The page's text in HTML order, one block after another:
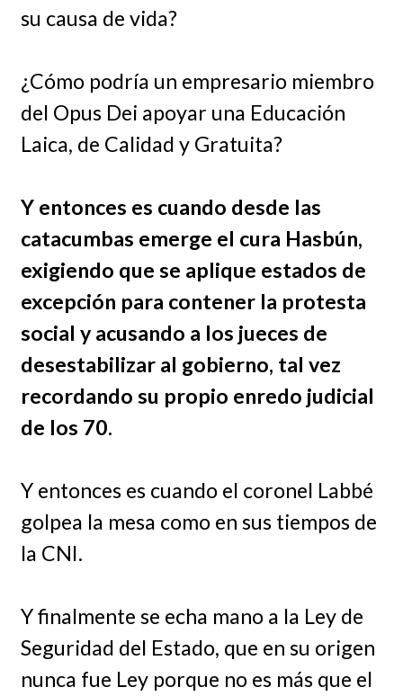
su causa de vida?
¿Cómo podría un empresario miembro
del Opus Dei apoyar una Educación
Laica, de Calidad y Gratuita?
Y entonces es cuando desde las
catacumbas emerge el cura Hasbún,
exigiendo que se aplique estados de
excepción para contener la protesta
social y acusando a los jueces de
desestabilizar al gobierno, tal vez
recordando su propio enredo judicial
de los 70.
Y entonces es cuando el coronel Labbé
golpea la mesa como en sus tiempos de
la CNI.
Y finalmente se echa mano a la Ley de
Seguridad del Estado, que en su origen
nunca fue Ley porque no es más que el